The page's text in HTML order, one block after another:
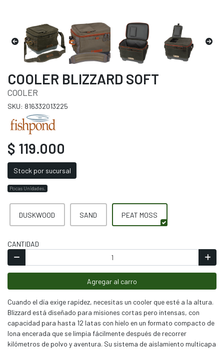
COOLER BLIZZARD SOFT
COOLER
SKU: 816332013225
$ 119.000
Stock por sucursal
Pocas Unidades.
DUSKWOOD SAND PEAT MOSS
CANTIDAD
Agregar al carro
Cuando el día exige rapidez, necesitas un cooler que esté a la altura.
Blizzard está diseñado para misiones cortas pero intensas, con
capacidad para hasta 12 latas con hielo en un formato compacto de
lona encerada que se limpia fácilmente después de recorrer
kilómetros de polvo y aventura. Su sistema de aislamiento multicapa